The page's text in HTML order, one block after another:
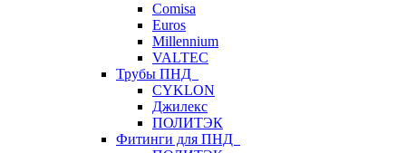
Comisa
Euros
Millennium
VALTEC
Трубы ПНД
CYKLON
Джилекс
ПОЛИТЭК
Фитинги для ПНД